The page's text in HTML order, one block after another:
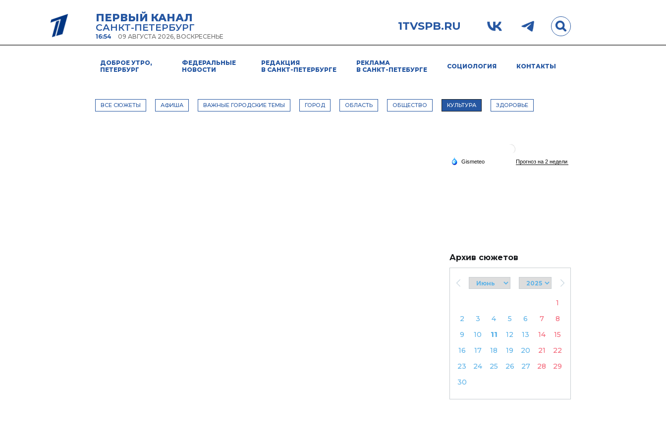
ПЕРВЫЙ КАНАЛ
САНКТ-ПЕТЕРБУРГ
16:54 09 АВГУСТА 2026, ВОСКРЕСЕНЬЕ
1TVSPB.RU
ДОБРОЕ УТРО,
ПЕТЕРБУРГ
ФЕДЕРАЛЬНЫЕ
НОВОСТИ
РЕДАКЦИЯ
В САНКТ-ПЕТЕРБУРГЕ
РЕКЛАМА
В САНКТ-ПЕТЕБУРГЕ
СОЦИОЛОГИЯ КОНТАКТЫ
ВСЕ СЮЖЕТЫ АФИША ВАЖНЫЕ ГОРОДСКИЕ ТЕМЫ ГОРОД ОБЛАСТЬ ОБЩЕСТВО КУЛЬТУРА ЗДОРОВЬЕ
Архив сюжетов
1
2
3 4 5 6 7
8
9
10 11 12 13 14
15
16
17 18 19 20 21
22
23
24 25 26 27 28
29
30